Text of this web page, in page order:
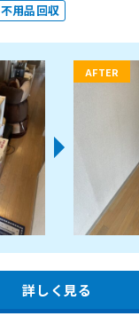
不用品回収
AFTER
詳しく見る